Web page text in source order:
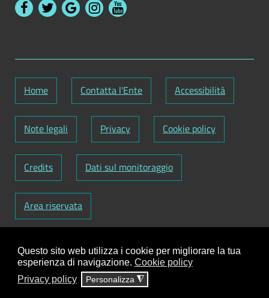
Questo sito web utilizza i cookie per migliorare la tua
esperienza di navigazione. Cookie policy
Privacy policy
Personalizza ◮
Home Contatta l'Ente Accessibilità
Note legali Privacy Cookie policy
Credits Dati sul monitoraggio
Area riservata
Codice Fiscale: 82000090751-Partita IVA:
01129720759-Codice Fatturazione elettronica:
UFY1HC